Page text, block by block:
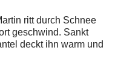
ritt durch Schnee
geschwind. Sankt
deckt ihn warm und